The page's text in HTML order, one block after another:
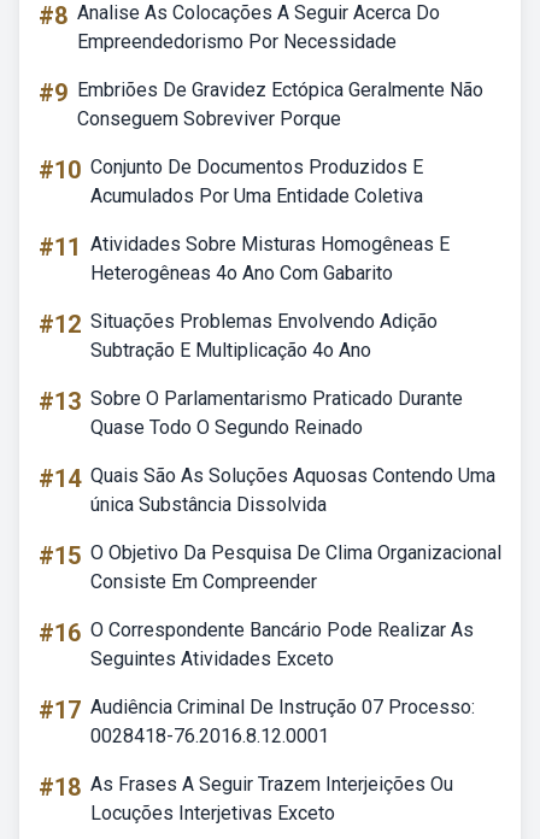
#8 Analise As Colocações A Seguir Acerca Do
Empreendedorismo Por Necessidade
#9 Embriões De Gravidez Ectópica Geralmente Não
Conseguem Sobreviver Porque
#10 Conjunto De Documentos Produzidos E
Acumulados Por Uma Entidade Coletiva
#11 Atividades Sobre Misturas Homogêneas E
Heterogêneas 4o Ano Com Gabarito
#12 Situações Problemas Envolvendo Adição
Subtração E Multiplicação 4o Ano
#13 Sobre O Parlamentarismo Praticado Durante
Quase Todo O Segundo Reinado
#14 Quais São As Soluções Aquosas Contendo Uma
única Substância Dissolvida
#15 O Objetivo Da Pesquisa De Clima Organizacional
Consiste Em Compreender
#16 O Correspondente Bancário Pode Realizar As
Seguintes Atividades Exceto
#17 Audiência Criminal De Instrução 07 Processo:
0028418-76.2016.8.12.0001
#18 As Frases A Seguir Trazem Interjeições Ou
Locuções Interjetivas Exceto